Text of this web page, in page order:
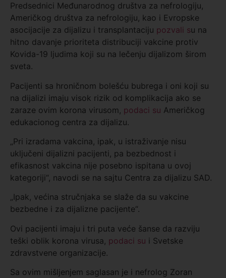
Predsednici Međunarodnog društva za nefrologiju,
Američkog društva za nefrologiju, kao i Evropske
asocijacije za dijalizu i transplantaciju pozvali su na
hitno davanje prioriteta distribuciji vakcine protiv
Kovida-19 ljudima koji su na lečenju dijalizom širom
sveta.
Pacijenti sa hroničnom bolešću bubrega i oni koji su
na dijalizi imaju visok rizik od komplikacija ako se
zaraze ovim korona virusom, podaci su Američkog
edukacionog centra za dijalizu.
„Pri izradama vakcina, ipak, u istraživanje nisu
uključeni dijalizni pacijenti, pa bezbednost i
efikasnost vakcina nije posebno ispitana u ovoj
kategoriji“, navodi se na sajtu Centra za dijalizu SAD.
„Ipak, većina stručnjaka se slaže da su vakcine
bezbedne i za dijalizne pacijente“.
Ovi pacijenti imaju i tri puta veće šanse da razviju
teški oblik korona virusa, podaci su i Svetske
zdravstvene organizacije.
Sa ovim mišljenjem saglasan je i nefrolog Zoran